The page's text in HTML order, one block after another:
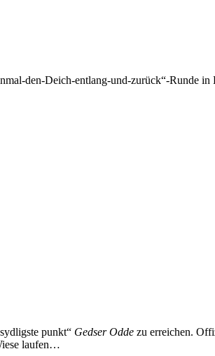
den-Deich-entlang-und-zurück“-Runde in
punkt“ Gedser Odde zu erreichen.
laufen…